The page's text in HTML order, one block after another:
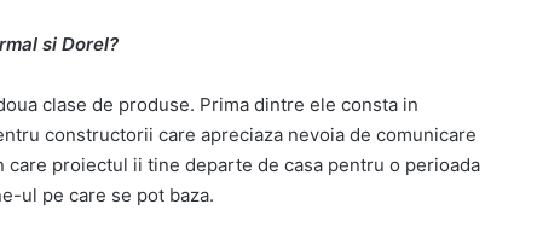
si Dorel?
clase de produse. Prima dintre ele consta in
constructorii care apreciaza nevoia de comunicare
proiectul ii tine departe de casa pentru o perioada
ul pe care se pot baza.